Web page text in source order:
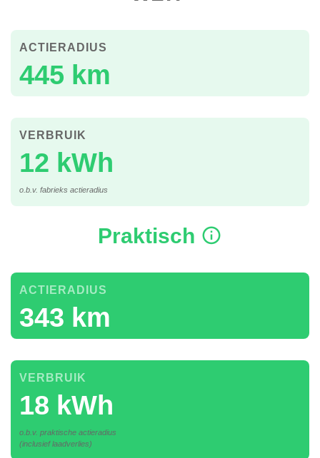
445 km
ACTIERADIUS
12 kWh
VERBRUIK
o.b.v. fabrieks actieradius
Praktisch
343 km
ACTIERADIUS
18 kWh
VERBRUIK
o.b.v. praktische actieradius
(inclusief laadverlies)